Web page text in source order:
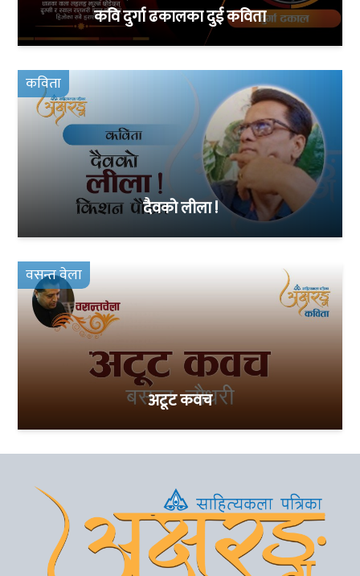
कवि दुर्गा ढकालका दुई कविता
कविता
दैवको लीला !
वसन्त वेला
अटूट कवच